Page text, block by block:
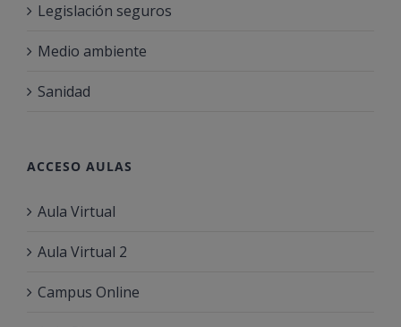
Legislación seguros
Medio ambiente
Sanidad
ACCESO AULAS
Aula Virtual
Aula Virtual 2
Campus Online